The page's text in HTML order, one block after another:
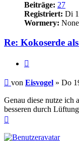
Beiträge: 27
Registriert: Di
Wormery:
Re: Kokoserde
Beitrag
von Eisvogel » Do
Genau diese nutze ich
besseren durch